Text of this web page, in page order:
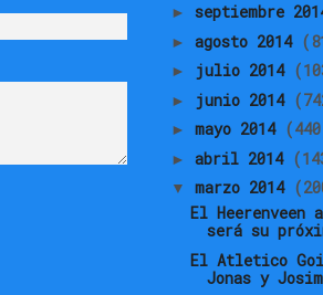
► septiembre
► agosto 2014
► julio 2014
► junio 2014
► mayo 2014
► abril 2014
▼ marzo 2014
El Heerenveen
será su
El Atletico
Jonas y